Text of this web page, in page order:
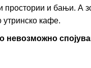
простории и бањи. А
утринско кафе.
невозможно